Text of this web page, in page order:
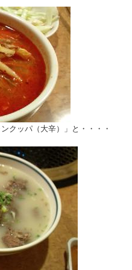
クッパ（大辛）」と・・・・